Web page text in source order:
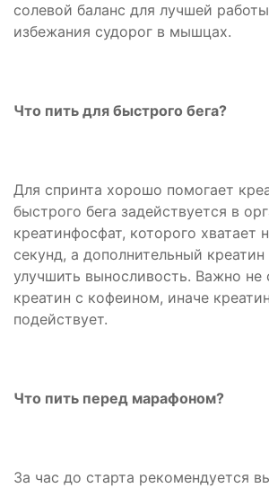
солевой баланс для лучшей
избежания судорог в мышцах.
Что пить для быстрого бега?
Для спринта хорошо помогает
быстрого бега задействуется в
креатинфосфат, которого хватает
секунд, а дополнительный
улучшить выносливость. Важно не
креатин с кофеином, иначе
подействует.
Что пить перед марафоном?
За час до старта рекомендуется